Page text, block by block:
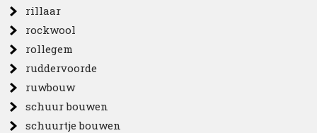
rillaar
rockwool
rollegem
ruddervoorde
ruwbouw
schuur bouwen
schuurtje bouwen